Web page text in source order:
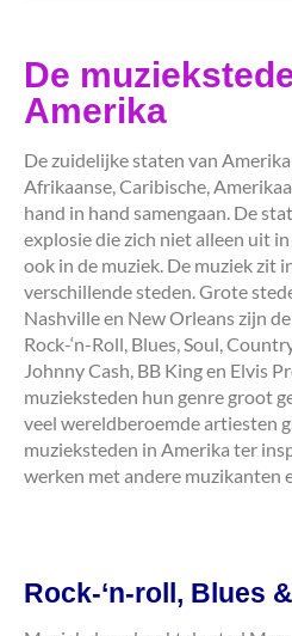
De
Amerika
De zuidelijke staten van
Afrikaanse, Caribische,
hand in hand samengaan. De
explosie die zich niet alleen uit
ook in de muziek. De muziek zit
verschillende steden. Grote
Nashville en New Orleans zijn
Rock-‘n-Roll, Blues, Soul,
Johnny Cash, BB King en Elvis
muzieksteden hun genre groot
veel wereldberoemde artiesten
muzieksteden in Amerika ter
werken met andere muzikanten
Rock-‘n-roll, Blues